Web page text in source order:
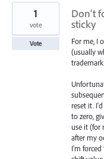
Don't
sticky
For me, I
(usually
reset it.
to zero,
use it (for
after my
I'm
1
vote
Vote